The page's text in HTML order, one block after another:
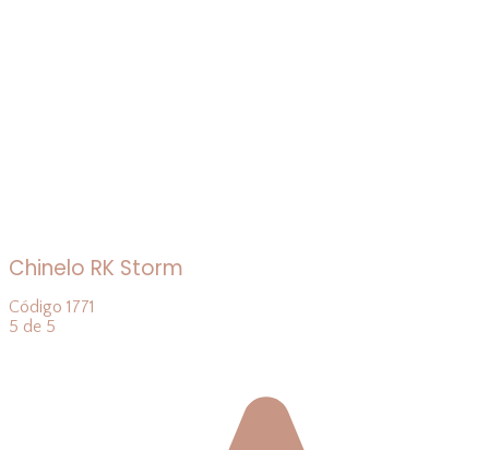
Chinelo RK Storm
Código 1771
5 de 5